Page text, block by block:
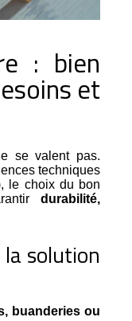
: bien
et
se valent pas.
techniques
le choix du bon
durabilité,
solution
buanderies ou